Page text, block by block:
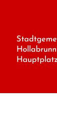
Hollabrunn
Hauptplatz